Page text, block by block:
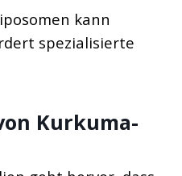
kann
spezialisierte
Kurkuma-